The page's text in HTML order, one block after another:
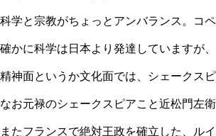
科学と宗教がちょっとアンバランス。コ
確かに科学は日本より発達していますが
精神面というか文化面では、シェークス
なお元禄のシェークスピアこと近松門左
またフランスで絶対王政を確立した、ル